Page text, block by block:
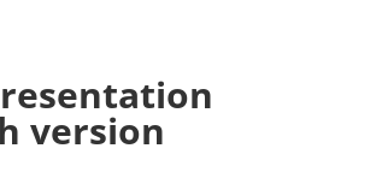
version